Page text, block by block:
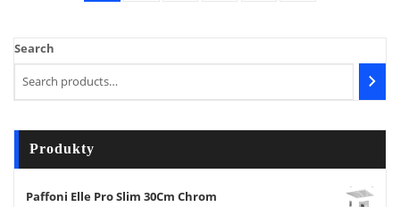
Search
Produkty
Paffoni Elle Pro Slim 30Cm Chrom